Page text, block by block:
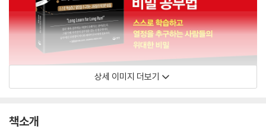
상세 이미지 더보기
책소개